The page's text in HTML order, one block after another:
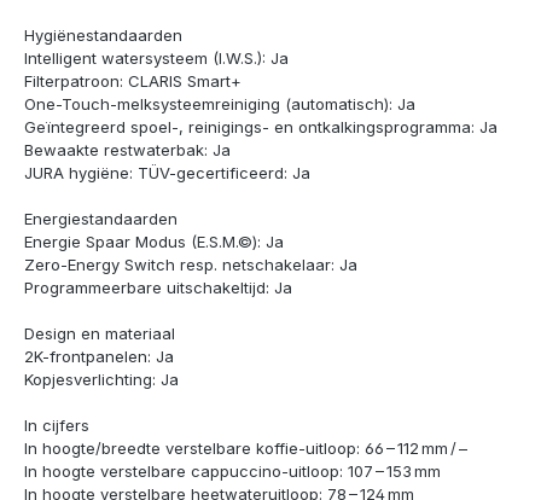
Hygiënestandaarden
Intelligent watersysteem (I.W.S.): Ja
Filterpatroon: CLARIS Smart+
One-Touch-melksysteemreiniging (automatisch): Ja
Geïntegreerd spoel-, reinigings- en ontkalkingsprogramma: Ja
Bewaakte restwaterbak: Ja
JURA hygiëne: TÜV-gecertificeerd: Ja
Energiestandaarden
Energie Spaar Modus (E.S.M.©): Ja
Zero-Energy Switch resp. netschakelaar: Ja
Programmeerbare uitschakeltijd: Ja
Design en materiaal
2K-frontpanelen: Ja
Kopjesverlichting: Ja
In cijfers
In hoogte/breedte verstelbare koffie-uitloop: 66 – 112 mm / –
In hoogte verstelbare cappuccino-uitloop: 107 – 153 mm
In hoogte verstelbare heetwateruitloop: 78 – 124 mm